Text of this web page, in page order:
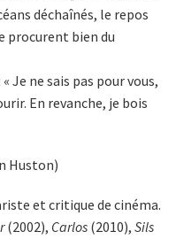
déchaînés, le repos
procurent bien du
Je ne sais pas pour vous,
En revanche, je bois
Huston)
et critique de cinéma.
(2002), Carlos (2010), Sils